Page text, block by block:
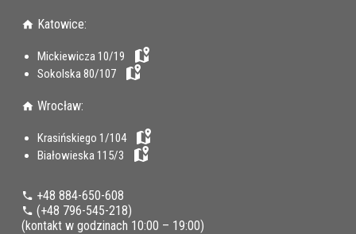
Katowice:
Mickiewicza 10/19
Sokolska 80/107
Wrocław:
Krasińskiego 1/104
Białowieska 115/3
+48 884-650-608
(+48 796-545-218)
(kontakt w godzinach 10:00 – 19:00)